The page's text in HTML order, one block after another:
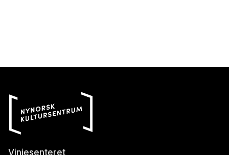
Vinjesenteret